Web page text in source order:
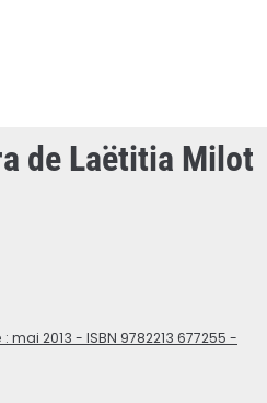
de Laëtitia Milot
2013 - ISBN 9782213 677255 -